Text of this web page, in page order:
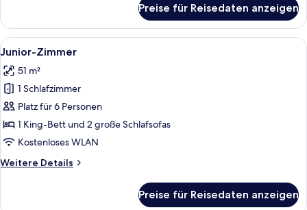
-
Lakeside
Preise für Reisedaten anzeigen
Alle
Fotos
für
Junior-
Zimmer
anzeigen
Ein Hotelzimmer mit
8
Junior-Zimmer
51 m²
1 Schlafzimmer
Platz für 6 Personen
1 King-Bett und 2 große Schlafsofas
Kostenloses WLAN
Weitere Details
Weitere
Preise für Reisedaten anzeigen